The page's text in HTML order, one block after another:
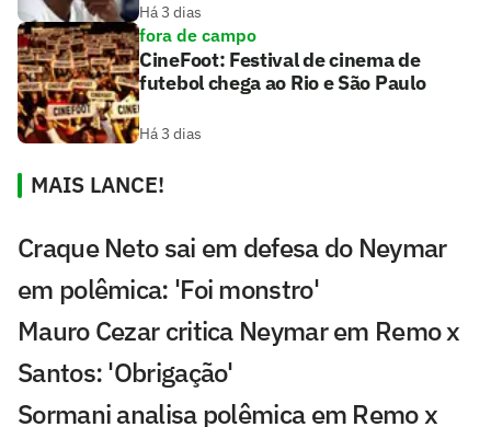
Há 3 dias
fora de campo
CineFoot: Festival de cinema de
futebol chega ao Rio e São Paulo
Há 3 dias
MAIS LANCE!
Craque Neto sai em defesa do Neymar
em polêmica: 'Foi monstro'
Mauro Cezar critica Neymar em Remo x
Santos: 'Obrigação'
Sormani analisa polêmica em Remo x